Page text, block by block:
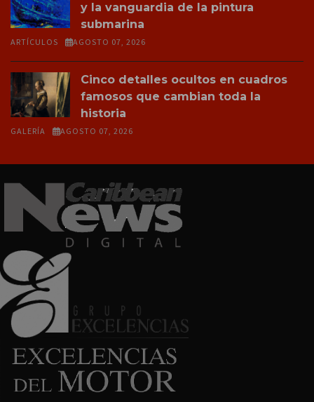
y la vanguardia de la pintura
submarina
ARTÍCULOS AGOSTO 07, 2026
Cinco detalles ocultos en cuadros
famosos que cambian toda la
historia
GALERÍA AGOSTO 07, 2026